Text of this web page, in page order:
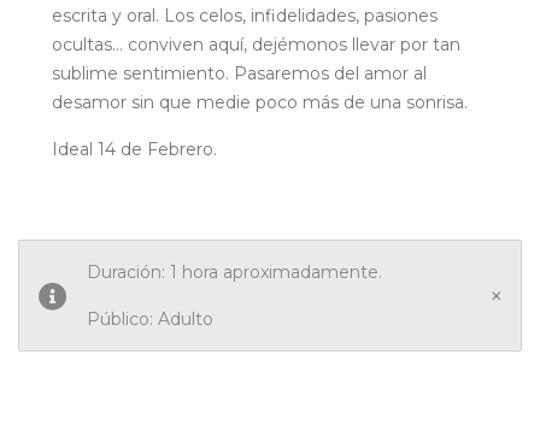
escrita y oral. Los celos, infidelidades, pasiones
ocultas… conviven aquí, dejémonos llevar por tan
sublime sentimiento. Pasaremos del amor al
desamor sin que medie poco más de una sonrisa.
Ideal 14 de Febrero.
×
Duración: 1 hora aproximadamente.
Público: Adulto